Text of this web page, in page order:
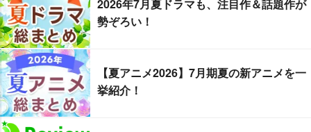
2026年7月夏ドラマも、注目作＆話題作が
勢ぞろい！
【夏アニメ2026】7月期夏の新アニメを一
挙紹介！